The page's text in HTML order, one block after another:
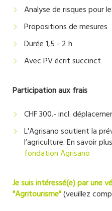
Analyse de risques pour
Propositions de mesures
Durée 1,5 - 2 h
Avec PV écrit succinct
Participation aux frais
CHF 300.- incl.
L'Agrisano soutient la
l’agriculture. En savoir
fondation Agrisano
Je suis intéressé(e) par une
"Agritourisme"(veuillez